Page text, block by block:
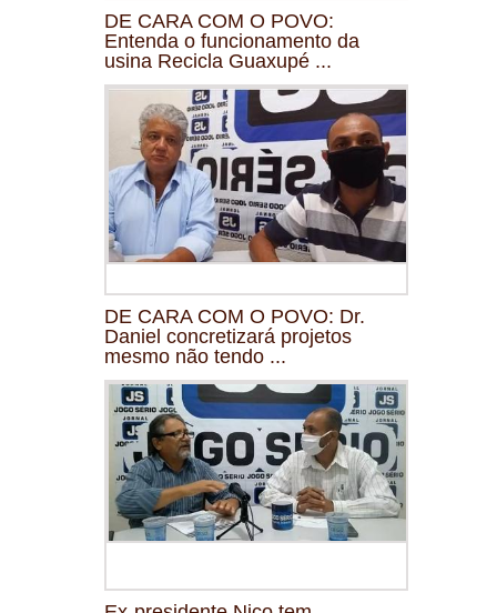
DE CARA COM O POVO:
Entenda o funcionamento da
usina Recicla Guaxupé ...
DE CARA COM O POVO: Dr.
Daniel concretizará projetos
mesmo não tendo ...